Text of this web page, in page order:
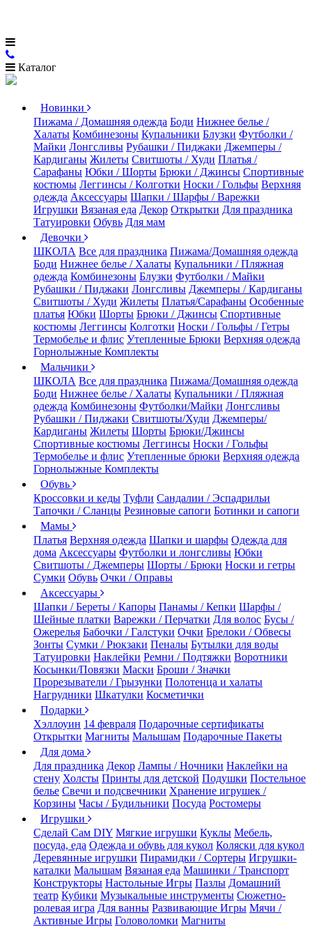
Каталог
Новинки
Пижама / Домашняя одежда Боди Нижнее белье /
Халаты Комбинезоны Купальники Блузки Футболки /
Майки Лонгсливы Рубашки / Пиджаки Джемперы /
Кардиганы Жилеты Свитшоты / Худи Платья /
Сарафаны Юбки / Шорты Брюки / Джинсы Спортивные
костюмы Леггинсы / Колготки Носки / Гольфы Верхняя
одежда Аксессуары Шапки / Шарфы / Варежки
Игрушки Вязаная еда Декор Открытки Для праздника
Татуировки Обувь Для мам
Девочки
ШКОЛА Все для праздника Пижама/Домашняя одежда
Боди Нижнее белье / Халаты Купальники / Пляжная
одежда Комбинезоны Блузки Футболки / Майки
Рубашки / Пиджаки Лонгсливы Джемперы / Кардиганы
Свитшоты / Худи Жилеты Платья/Сарафаны Особенные
платья Юбки Шорты Брюки / Джинсы Спортивные
костюмы Леггинсы Колготки Носки / Гольфы / Гетры
Термобелье и флис Утепленные Брюки Верхняя одежда
Горнолыжные Комплекты
Мальчики
ШКОЛА Все для праздника Пижама/Домашняя одежда
Боди Нижнее белье / Халаты Купальники / Пляжная
одежда Комбинезоны Футболки/Майки Лонгсливы
Рубашки / Пиджаки Свитшоты/Худи Джемперы/
Кардиганы Жилеты Шорты Брюки/Джинсы
Спортивные костюмы Леггинсы Носки / Гольфы
Термобелье и флис Утепленные брюки Верхняя одежда
Горнолыжные Комплекты
Обувь
Кроссовки и кеды Туфли Сандалии / Эспадрильи
Тапочки / Сланцы Резиновые сапоги Ботинки и сапоги
Мамы
Платья Верхняя одежда Шапки и шарфы Одежда для
дома Аксессуары Футболки и лонгсливы Юбки
Свитшоты / Джемперы Шорты / Брюки Носки и гетры
Сумки Обувь Очки / Оправы
Аксессуары
Шапки / Береты / Капоры Панамы / Кепки Шарфы /
Шейные платки Варежки / Перчатки Для волос Бусы /
Ожерелья Бабочки / Галстуки Очки Брелоки / Обвесы
Зонты Сумки / Рюкзаки Пеналы Бутылки для воды
Татуировки Наклейки Ремни / Подтяжки Воротники
Косынки/Повязки Маски Броши / Значки
Прорезыватели / Грызунки Полотенца и халаты
Нагрудники Шкатулки Косметички
Подарки
Хэллоуин 14 февраля Подарочные сертификаты
Открытки Магниты Малышам Подарочные Пакеты
Для дома
Для праздника Декор Лампы / Ночники Наклейки на
стену Холсты Принты для детской Подушки Постельное
белье Свечи и подсвечники Хранение игрушек /
Корзины Часы / Будильники Посуда Ростомеры
Игрушки
Сделай Сам DIY Мягкие игрушки Куклы Мебель,
посуда, еда Одежда и обувь для кукол Коляски для кукол
Деревянные игрушки Пирамидки / Сортеры Игрушки-
каталки Малышам Вязаная еда Машинки / Транспорт
Конструкторы Настольные Игры Пазлы Домашний
театр Кубики Музыкальные инструменты Сюжетно-
ролевая игра Для ванны Развивающие Игры Мячи /
Активные Игры Головоломки Магниты